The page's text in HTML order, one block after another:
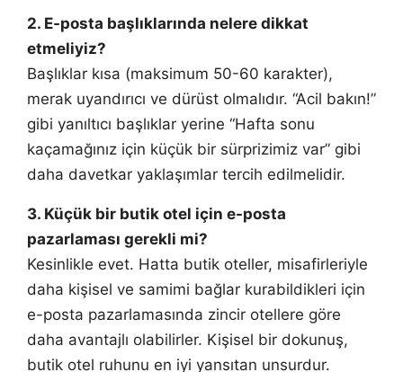
2. E-posta başlıklarında nelere dikkat
etmeliyiz?
Başlıklar kısa (maksimum 50-60 karakter),
merak uyandırıcı ve dürüst olmalıdır. “Acil bakın!”
gibi yanıltıcı başlıklar yerine “Hafta sonu
kaçamağınız için küçük bir sürprizimiz var” gibi
daha davetkar yaklaşımlar tercih edilmelidir.
3. Küçük bir butik otel için e-posta
pazarlaması gerekli mi?
Kesinlikle evet. Hatta butik oteller, misafirleriyle
daha kişisel ve samimi bağlar kurabildikleri için
e-posta pazarlamasında zincir otellere göre
daha avantajlı olabilirler. Kişisel bir dokunuş,
butik otel ruhunu en iyi yansıtan unsurdur.